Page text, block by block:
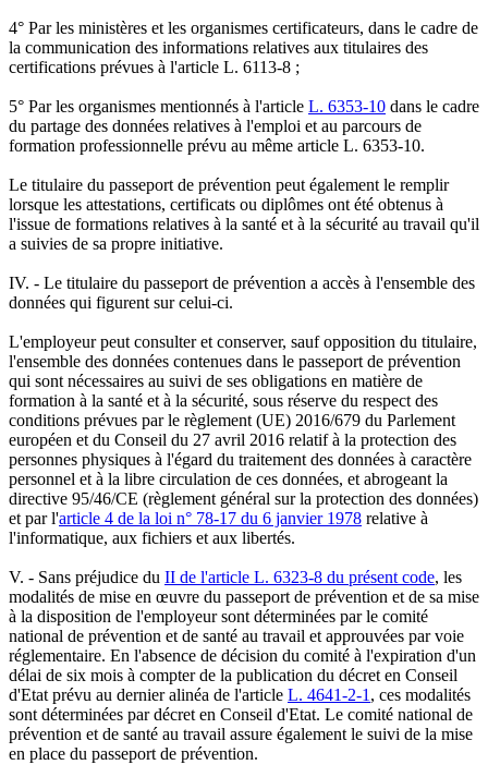
4° Par les ministères et les organismes certificateurs, dans le cadre de
la communication des informations relatives aux titulaires des
certifications prévues à l'article L. 6113-8 ;
5° Par les organismes mentionnés à l'article L. 6353-10 dans le cadre
du partage des données relatives à l'emploi et au parcours de
formation professionnelle prévu au même article L. 6353-10.
Le titulaire du passeport de prévention peut également le remplir
lorsque les attestations, certificats ou diplômes ont été obtenus à
l'issue de formations relatives à la santé et à la sécurité au travail qu'il
a suivies de sa propre initiative.
IV. - Le titulaire du passeport de prévention a accès à l'ensemble des
données qui figurent sur celui-ci.
L'employeur peut consulter et conserver, sauf opposition du titulaire,
l'ensemble des données contenues dans le passeport de prévention
qui sont nécessaires au suivi de ses obligations en matière de
formation à la santé et à la sécurité, sous réserve du respect des
conditions prévues par le règlement (UE) 2016/679 du Parlement
européen et du Conseil du 27 avril 2016 relatif à la protection des
personnes physiques à l'égard du traitement des données à caractère
personnel et à la libre circulation de ces données, et abrogeant la
directive 95/46/CE (règlement général sur la protection des données)
et par l'article 4 de la loi n° 78-17 du 6 janvier 1978 relative à
l'informatique, aux fichiers et aux libertés.
V. - Sans préjudice du II de l'article L. 6323-8 du présent code, les
modalités de mise en œuvre du passeport de prévention et de sa mise
à la disposition de l'employeur sont déterminées par le comité
national de prévention et de santé au travail et approuvées par voie
réglementaire. En l'absence de décision du comité à l'expiration d'un
délai de six mois à compter de la publication du décret en Conseil
d'Etat prévu au dernier alinéa de l'article L. 4641-2-1 , ces modalités
sont déterminées par décret en Conseil d'Etat. Le comité national de
prévention et de santé au travail assure également le suivi de la mise
en place du passeport de prévention.